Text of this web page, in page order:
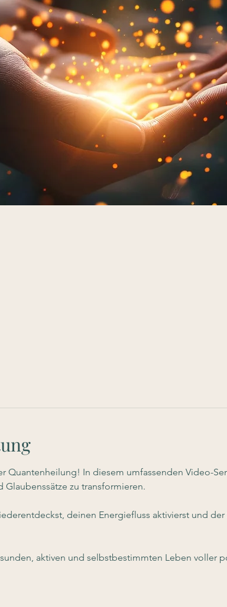
Quantenheilung! In diesem umfassenden Video-
Glaubenssätze zu transformieren.
deinen Energiefluss aktivierst und
aktiven und selbstbestimmten Leben voller